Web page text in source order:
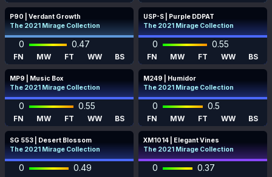
P90 | Verdant Growth
The 2021 Mirage Collection
0 0.47
FN MW FT WW BS
USP-S | Purple DDPAT
The 2021 Mirage Collection
0 0.55
FN MW FT WW BS
MP9 | Music Box
The 2021 Mirage Collection
0 0.55
FN MW FT WW BS
M249 | Humidor
The 2021 Mirage Collection
0 0.5
FN MW FT WW BS
SG 553 | Desert Blossom
The 2021 Mirage Collection
0 0.49
XM1014 | Elegant Vines
The 2021 Mirage Collection
0 0.37